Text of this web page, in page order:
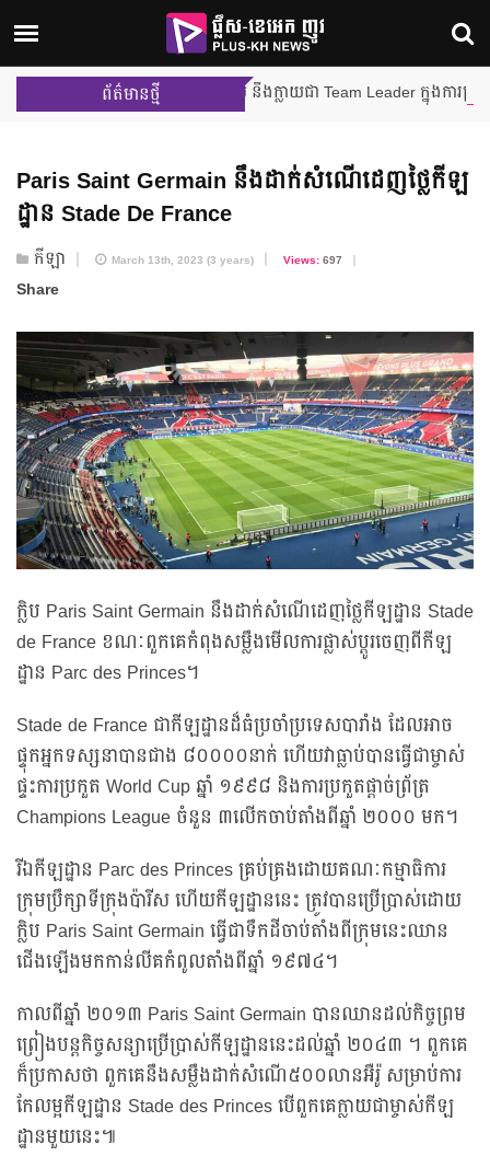
ព័ត៌មានថ្មី
ម៉ីលីង និង នីហឫទ័យ នឹងក្លាយជា Team Leader ក្នុងការប្រកួតជាក្
Paris Saint Germain នឹងដាក់សំណើដេញថ្លៃកីឡ
ដ្ឋាន Stade De France
កីឡា March 13th, 2023 (3 years) Views:697
Share
ក្លិប Paris Saint Germain នឹងដាក់សំណើដេញថ្លៃកីឡដ្ឋាន Stade
de France ខណៈពួកគេកំពុងសម្លឹងមើលការផ្លាស់ប្តូរចេញពីកីឡ
ដ្ឋាន Parc des Princes។
Stade de France ជាកីឡដ្ឋានដ៏ធំប្រចាំប្រទេសបារាំង ដែលអាច
ផ្ទុកអ្នកទស្សនាបានជាង ៨០០០០នាក់ ហើយវាធ្លាប់បានធ្វើជាម្ចាស់
ផ្ទះការប្រកួត World Cup ឆ្នាំ ១៩៩៨ និងការប្រកួតផ្តាច់ព្រ័ត្រ
Champions League ចំនួន ៣លើកចាប់តាំងពីឆ្នាំ ២០០០ មក។
រីឯកីឡដ្ឋាន Parc des Princes គ្រប់គ្រងដោយគណៈកម្មាធិការ
ក្រុមប្រឹក្សាទីក្រុងប៉ារីស ហើយកីឡដ្ឋាននេះ ត្រូវបានប្រើប្រាស់ដោយ
ក្លិប Paris Saint Germain ធ្វើជាទឹកដីចាប់តាំងពីក្រុមនេះឈាន
ជើងឡើងមកកាន់លីគកំពូលតាំងពីឆ្នាំ ១៩៧៤។
កាលពីឆ្នាំ ២០១៣ Paris Saint Germain បានឈានដល់កិច្ចព្រម
ព្រៀងបន្តកិច្ចសន្យាប្រើប្រាស់កីឡដ្ឋាននេះដល់ឆ្នាំ ២០៤៣ ។ ពួកគេ
ក៏ប្រកាសថា ពួកគេនឹងសម្លឹងដាក់សំណើ៥០០លានអឺរ៉ូ សម្រាប់ការ
កែលម្អកីឡដ្ឋាន Stade des Princes បើពួកគេក្លាយជាម្ចាស់កីឡ
ដ្ឋានមួយនេះ៕